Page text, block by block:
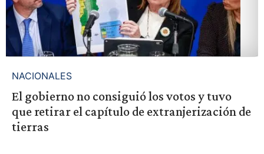
NACIONALES
El gobierno no consiguió los votos y tuvo
que retirar el capítulo de extranjerización de
tierras